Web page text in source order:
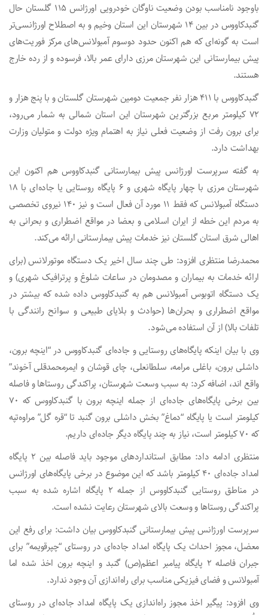
باوجود نامناسب بودن وضعیت ناوگان خودرویی اورژانس ۱۱۵ گلستان حال
گنبدکاووس در بین ۱۴ شهرستان‌ این استان وخیم و به اصطلاح اورژانسی‌تر
است به گونه‌ای که هم اکنون حدود دوسوم آمبولانس‌های مرکز فوریت‌های
پیش بیمارستانی این شهرستان مرزی دارای عمر بالا، فرسوده و از رده خارج
هستند.
گنبدکاووس با ۴۱۱ هزار نفر جمعیت دومین شهرستان گلستان و با پنج هزار و
۷۲ کیلومتر مربع بزرگترین شهرستان این استان شمالی به شمار می‌رود،
برای برون رفت از وضعیت فعلی نیاز به اهتمام ویژه دولت و متولیان وزارت
بهداشت دارد.
به گفته سرپرست اورژانس پیش بیمارستانی گنبدکاووس هم اکنون این
شهرستان مرزی با چهار پایگاه شهری و ۶ پایگاه روستایی یا جاده‌ای با ۱۸
دستگاه آمبولانس که فقط ۱۱ مورد آن فعال است و نیز ۱۴۰ نیروی تخصصی
به مردم این خطه از ایران اسلامی و بعضا در مواقع اضطراری و بحرانی به
اهالی شرق استان گلستان نیز خدمات پیش بیمارستانی ارائه می‌کند.
محمدرضا منتظری افزود: طی چند سال اخیر یک دستگاه موتورلانس (برای
ارائه خدمات به بیماران و مصدومان در ساعات شلوغ و پرترافیک شهری) و
یک دستگاه اتوبوس آمبولانس هم به گنبدکاووس داده شده که بیشتر در
مواقع اضطراری و بحران‌ها (حوادث و بلایای طبیعی و سوانح رانندگی با
تلفات بالا) از آن استفاده می‌شود.
وی با بیان اینکه پایگاه‌های روستایی و جاده‌ای گنبدکاووس در “اینچه برون،
داشلی برون، باغلی مرامه، سلطانعلی، چای قوشان و ایمرمحمدقلی آخوند”
واقع اند، اضافه کرد: به سبب وسعت شهرستان، پراکندگی روستاها و فاصله
بین برخی پایگاه‌های جاده‌ای از جمله اینچه برون با گنبدکاووس که ۷۰
کیلومتر است یا پایگاه “دماغ” بخش داشلی برون گنبد تا “قره گل” مراوه‌تپه
که ۷۰ کیلومتر است، نیاز به چند پایگاه دیگر جاده‌ای داریم.
منتظری ادامه داد: مطابق استانداردهای موجود باید فاصله بین ۲ پایگاه
امداد جاده‌ای ۴۰ کیلومتر باشد که این موضوع در برخی پایگاه‌های اورژانس
در مناطق روستایی گنبدکاووس از جمله ۲ پایگاه اشاره شده به سبب
پراکندگی روستاها و وسعت بالای شهرستان رعایت نشده است.
سرپرست اورژانس پیش بیمارستانی گنبدکاووس بیان داشت: برای رفع این
معضل، مجوز احداث یک پایگاه امداد جاده‌ای در روستای “چپرقویمه” برای
جبران فاصله ۲ پایگاه پیامبر اعظم(ص) گنبد و اینچه برون اخذ شده اما
آمبولانس و فضای فیزیکی مناسب برای راه‌اندازی آن وجود ندارد.
وی افزود: پیگیر اخذ مجوز راه‌اندازی یک پایگاه امداد جاده‌ای در روستای